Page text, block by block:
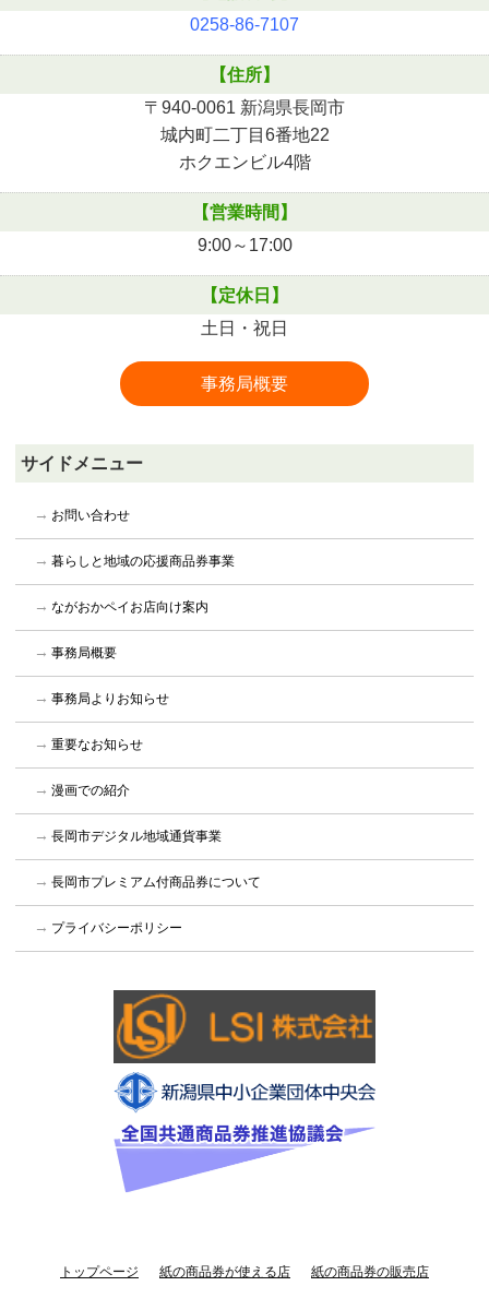
0258-86-7107
【住所】
〒940-0061 新潟県長岡市
城内町二丁目6番地22
ホクエンビル4階
【営業時間】
9:00～17:00
【定休日】
土日・祝日
事務局概要
サイドメニュー
お問い合わせ
暮らしと地域の応援商品券事業
ながおかペイお店向け案内
事務局概要
事務局よりお知らせ
重要なお知らせ
漫画での紹介
長岡市デジタル地域通貨事業
長岡市プレミアム付商品券について
プライバシーポリシー
トップページ 紙の商品券が使える店 紙の商品券の販売店